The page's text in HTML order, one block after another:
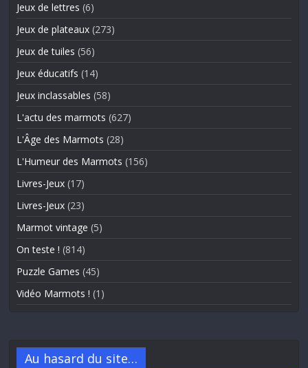
Jeux de lettres (6)
Jeux de plateaux (273)
Jeux de tuiles (56)
Jeux éducatifs (14)
Jeux inclassables (58)
L'actu des marmots (627)
L'Âge des Marmots (28)
L'Humeur des Marmots (156)
Livres-Jeux (17)
Livres-Jeux (23)
Marmot vintage (5)
On teste ! (814)
Puzzle Games (45)
Vidéo Marmots ! (1)
Au hasard du site…